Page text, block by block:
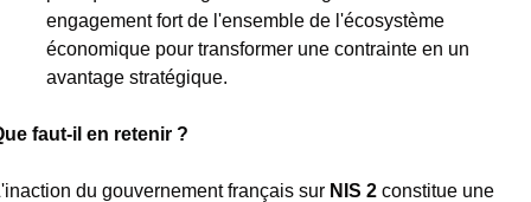
engagement fort de l'ensemble de l'écosystème
économique pour transformer une contrainte en un
avantage stratégique.
faut-il en retenir ?
du gouvernement français sur NIS 2 constitue une